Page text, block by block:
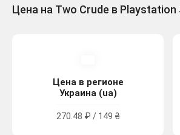
Цена на Two Crude в Playstation
Цена в регионе
Украина (ua)
270.48 ₽ / 149 ₴